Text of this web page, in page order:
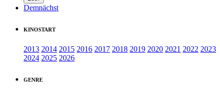
Demnächst
KINOSTART
2013 2014 2015 2016 2017 2018 2019 2020 2021 2022 2023
2024 2025 2026
GENRE